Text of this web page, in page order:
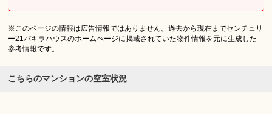
※このページの情報は広告情報ではありません。過去から現在までセンチュリ
ー21パキラハウスのホームぺージに掲載されていた物件情報を元に生成した
参考情報です。
こちらのマンションの空室状況